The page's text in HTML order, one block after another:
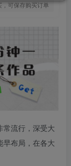
可保存购买订单
常流行，深受大
早布局，在各大